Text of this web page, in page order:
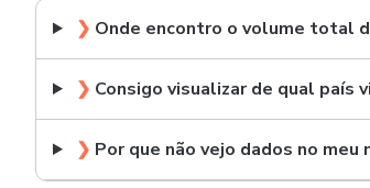
❯ Onde encontro o volume total
❯ Consigo visualizar de qual país
❯ Por que não vejo dados no meu